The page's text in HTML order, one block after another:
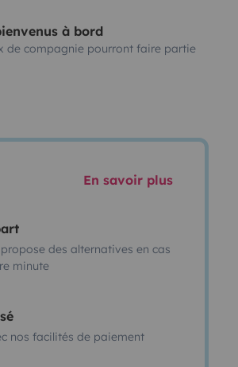
à bord
de compagnie pourront faire partie
En savoir plus
des alternatives en cas
minute
nos facilités de paiement